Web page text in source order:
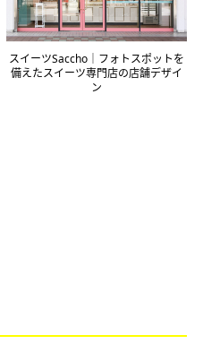
スイーツSaccho｜フォトスポットを
備えたスイーツ専門店の店舗デザイ
ン